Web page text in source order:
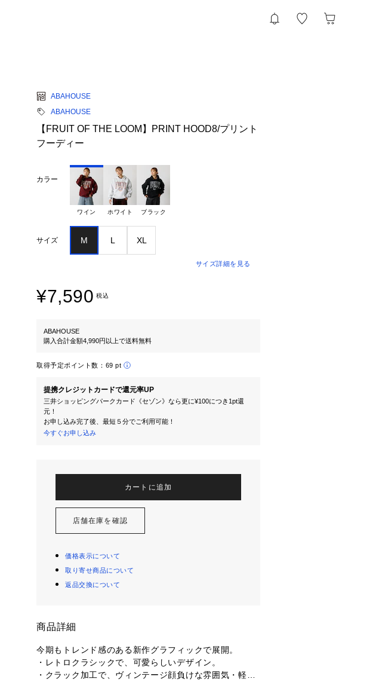
ABAHOUSE
ABAHOUSE
【FRUIT OF THE LOOM】PRINT HOOD8/プリント
フーディー
カラー
ワイン ホワイト ブラック
サイズ M L XL
サイズ詳細を見る
¥7,590 税込
ABAHOUSE
購入合計金額4,990円以上で送料無料
取得予定ポイント数： 69 pt
提携クレジットカードで還元率UP
三井ショッピングパークカード《セゾン》なら更に¥100につき1pt還
元！
お申し込み完了後、最短５分でご利用可能！
今すぐお申し込み
カートに追加
店舗在庫を確認
価格表示について
取り寄せ商品について
返品交換について
商品詳細
今期もトレンド感のある新作グラフィックで展開。
・レトロクラシックで、可愛らしいデザイン。
・クラック加工で、ヴィンテージ顔負けな雰囲気・軽く